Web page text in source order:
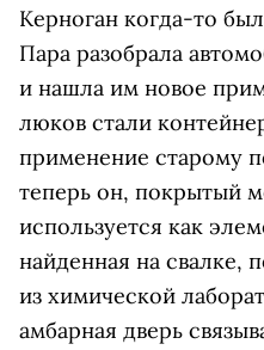
Керноган когда-то
Пара разобрала
и нашла им новое
люков стали
применение старому
теперь он, покрытый
используется как
найденная на свалке,
из химической
амбарная дверь